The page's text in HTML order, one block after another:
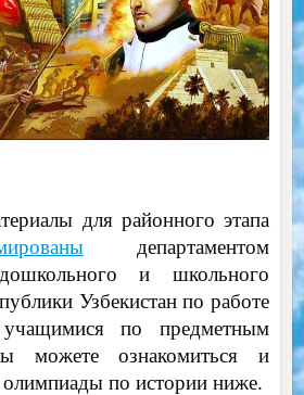
для районного этапа
департаментом
и школьного
Узбекистан по работе
по предметным
можете ознакомиться и
олимпиады по истории ниже.